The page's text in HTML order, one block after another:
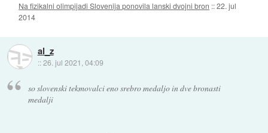
Na fizikalni olimpijadi Slovenija ponovila lanski dvojni bron ::22. jul
2014
al_z
::26. jul 2021, 04:09
so slovenski tekmovalci eno srebro medaljo in dve bronasti
medalji